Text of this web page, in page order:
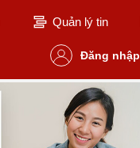
Quản lý tin
Đăng nhập